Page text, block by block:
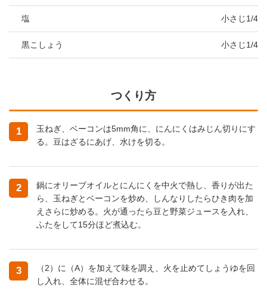
塩 小さじ1/4
黒こしょう 小さじ1/4
つくり方
1
玉ねぎ、ベーコンは5mm角に、にんにくはみじん切りにす
る。豆はざるにあげ、水けを切る。
2
鍋にオリーブオイルとにんにくを中火で熱し、香りが出た
ら、玉ねぎとベーコンを炒め、しんなりしたらひき肉を加
えさらに炒める。火が通ったら豆と野菜ジュースを入れ、
ふたをして15分ほど煮込む。
3
（2）に（A）を加えて味を調え、火を止めてしょうゆを回
し入れ、全体に混ぜ合わせる。